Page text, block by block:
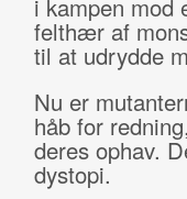
i kampen mod
felthær af
til at udrydde
Nu er
håb for
deres ophav.
dystopi.